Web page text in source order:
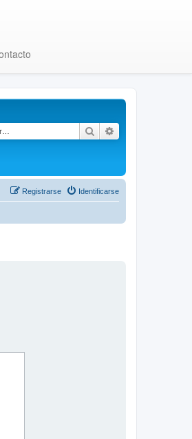
Buscar
Identificarse
Registrarse